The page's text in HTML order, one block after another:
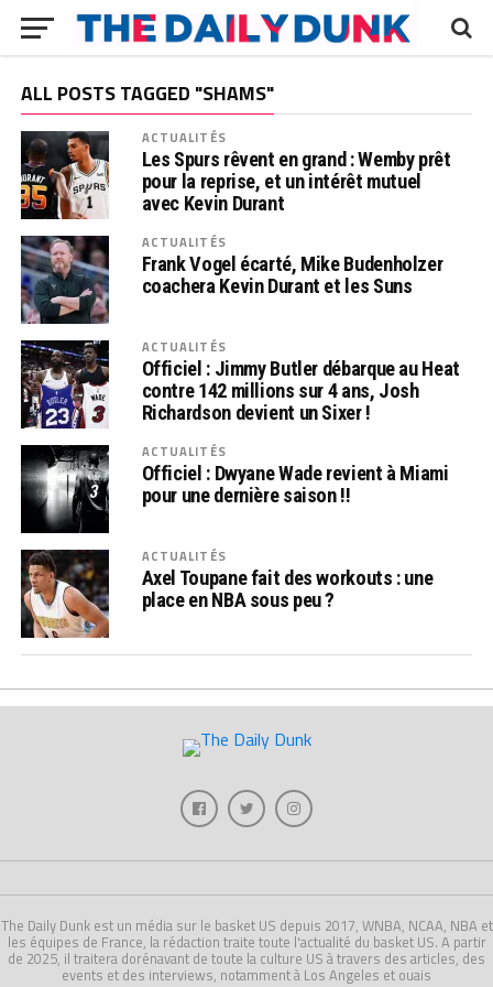
ALL POSTS TAGGED "SHAMS"
ACTUALITÉS
Les Spurs rêvent en grand : Wemby prêt
pour la reprise, et un intérêt mutuel
avec Kevin Durant
ACTUALITÉS
Frank Vogel écarté, Mike Budenholzer
coachera Kevin Durant et les Suns
ACTUALITÉS
Officiel : Jimmy Butler débarque au Heat
contre 142 millions sur 4 ans, Josh
Richardson devient un Sixer !
ACTUALITÉS
Officiel : Dwyane Wade revient à Miami
pour une dernière saison !!
ACTUALITÉS
Axel Toupane fait des workouts : une
place en NBA sous peu ?
The Daily Dunk est un média sur le basket US depuis 2017, WNBA, NCAA, NBA et
les équipes de France, la rédaction traite toute l'actualité du basket US. A partir
de 2025, il traitera dorénavant de toute la culture US à travers des articles, des
events et des interviews, notamment à Los Angeles et ouais